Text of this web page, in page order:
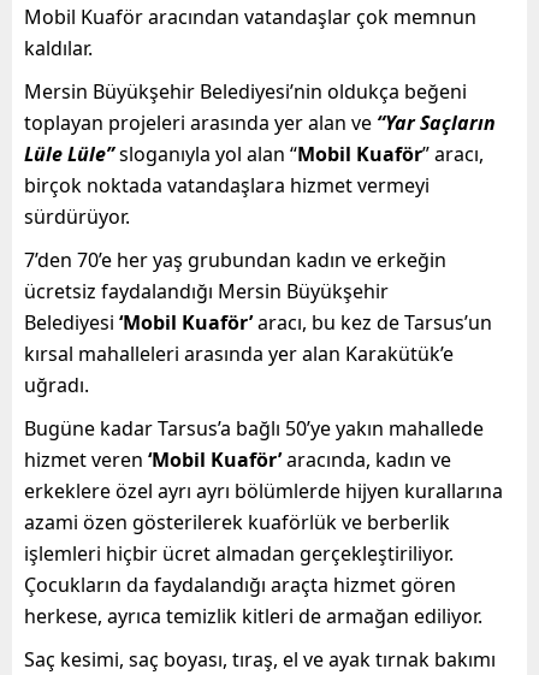
Mobil Kuaför aracından vatandaşlar çok memnun
kaldılar.
Mersin Büyükşehir Belediyesi’nin oldukça beğeni
toplayan projeleri arasında yer alan ve “Yar Saçların
Lüle Lüle”sloganıyla yol alan “Mobil Kuaför” aracı,
birçok noktada vatandaşlara hizmet vermeyi
sürdürüyor.
7’den 70’e her yaş grubundan kadın ve erkeğin
ücretsiz faydalandığı Mersin Büyükşehir
Belediyesi ‘Mobil Kuaför’aracı, bu kez de Tarsus’un
kırsal mahalleleri arasında yer alan Karakütük’e
uğradı.
Bugüne kadar Tarsus’a bağlı 50’ye yakın mahallede
hizmet veren ‘Mobil Kuaför’aracında, kadın ve
erkeklere özel ayrı ayrı bölümlerde hijyen kurallarına
azami özen gösterilerek kuaförlük ve berberlik
işlemleri hiçbir ücret almadan gerçekleştiriliyor.
Çocukların da faydalandığı araçta hizmet gören
herkese, ayrıca temizlik kitleri de armağan ediliyor.
Saç kesimi, saç boyası, tıraş, el ve ayak tırnak bakımı